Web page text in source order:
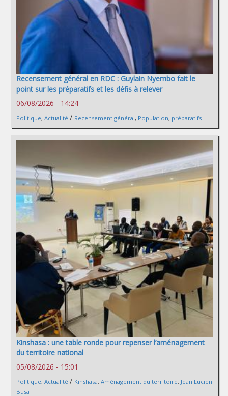
Recensement général en RDC : Guylain Nyembo fait le
point sur les préparatifs et les défis à relever
06/08/2026 - 14:24
Politique, Actualité / Recensement général, Population, préparatifs
Kinshasa : une table ronde pour repenser l’aménagement
du territoire national
05/08/2026 - 15:01
Politique, Actualité / Kinshasa, Aménagement du territoire, Jean Lucien
Busa